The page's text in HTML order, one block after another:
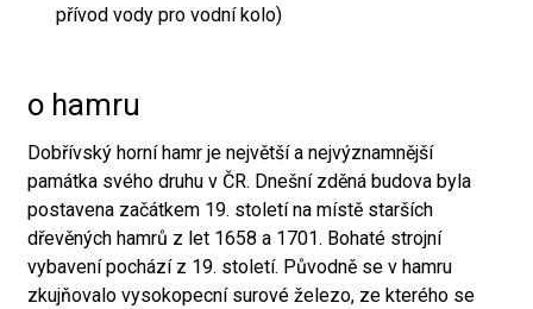
přívod vody pro vodní kolo)
o hamru
Dobřívský horní hamr je největší a nejvýznamnější
památka svého druhu v ČR. Dnešní zděná budova byla
postavena začátkem 19. století na místě starších
dřevěných hamrů z let 1658 a 1701. Bohaté strojní
vybavení pochází z 19. století. Původně se v hamru
zkujňovalo vysokopecní surové železo, ze kterého se